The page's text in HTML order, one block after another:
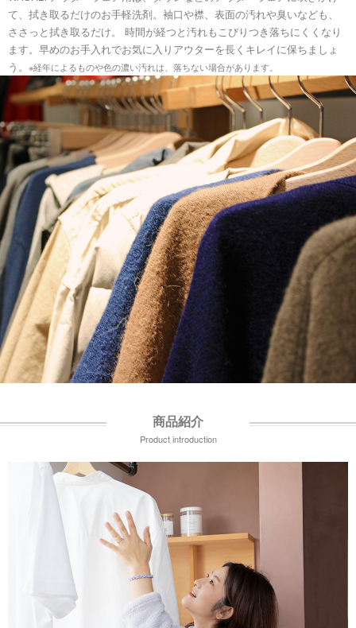
て、拭き取るだけのお手軽洗剤。袖口や襟、表面の汚れや臭いなども、
ささっと拭き取るだけ。 時間が経つと汚れもこびりつき落ちにくくなり
ます。早めのお手入れでお気に入りアウターを長くキレイに保ちましょ
う。
※経年によるものや色の濃い汚れは、落ちない場合があります。
商品紹介
Product introduction